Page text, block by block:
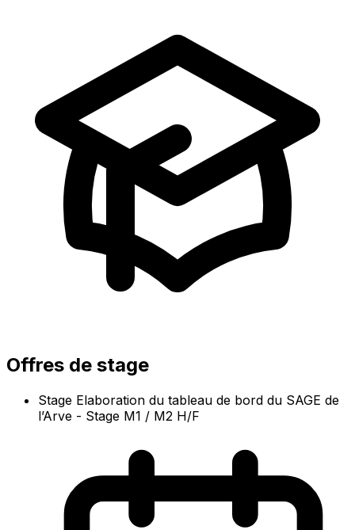
Offres de stage
Stage Elaboration du tableau de bord du SAGE de
l’Arve - Stage M1 / M2 H/F